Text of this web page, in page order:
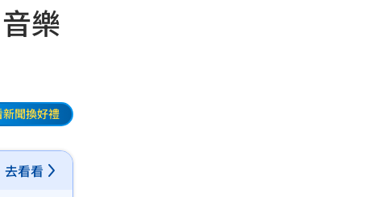
樂
新聞換好禮
去看看